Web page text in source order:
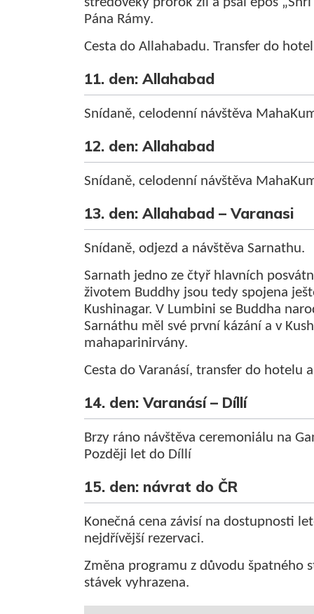
Pána Rámy.
Cesta do Allahabadu. Transfer do
11. den: Allahabad
Snídaně, celodenní návštěva
12. den: Allahabad
Snídaně, celodenní návštěva
13. den: Allahabad – Varanasi
Snídaně, odjezd a návštěva Sarnathu.
Sarnath jedno ze čtyř hlavních
životem Buddhy jsou tedy spojena
Kushinagar. V Lumbini se Buddha
Sarnáthu měl své první kázání a v
mahaparinirvány.
Cesta do Varanásí, transfer do hotelu
14. den: Varanásí – Díllí
Brzy ráno návštěva ceremoniálu na
Později let do Díllí
15. den: návrat do ČR
Konečná cena závisí na dostupnosti
nejdřívější rezervaci.
Změna programu z důvodu špatného
stávek vyhrazena.